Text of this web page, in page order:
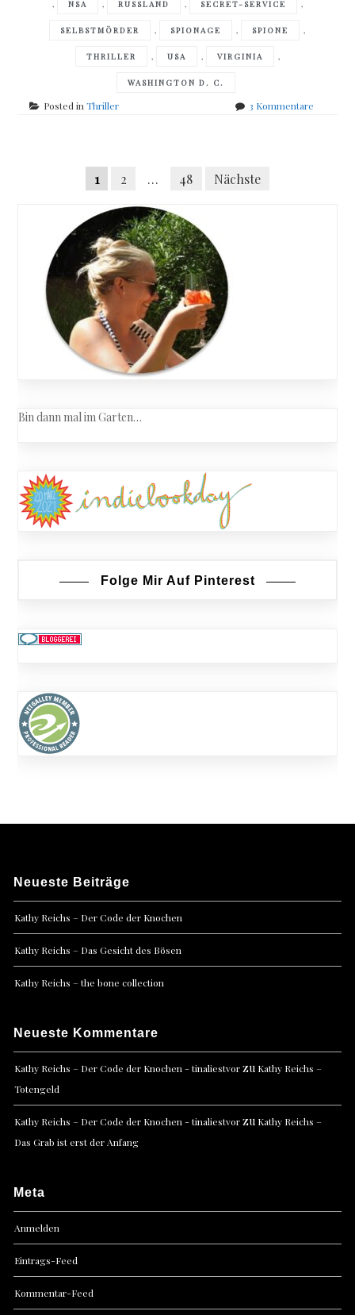
, NSA , RUSSLAND , SECRET-SERVICE ,
SELBSTMÖRDER , SPIONAGE , SPIONE ,
THRILLER , USA , VIRGINIA ,
WASHINGTON D. C.
Posted inThriller 3 Kommentarezu
Posts
navigation
Seitennummerierung
Beiträge
1 2 … 48 Nächste
Bin dann mal im Garten…
Folge Mir Auf Pinterest
Neueste Beiträge
Kathy Reichs – Der Code der Knochen
Kathy Reichs – Das Gesicht des Bösen
Kathy Reichs – the bone collection
Neueste Kommentare
Kathy Reichs – Der Code der Knochen - tinaliestvorzu Kathy Reichs –
Totengeld
Kathy Reichs – Der Code der Knochen - tinaliestvorzu Kathy Reichs –
Das Grab ist erst der Anfang
Meta
Anmelden
Eintrags-Feed
Kommentar-Feed